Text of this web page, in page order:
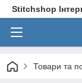
Stitchshop
Товари та